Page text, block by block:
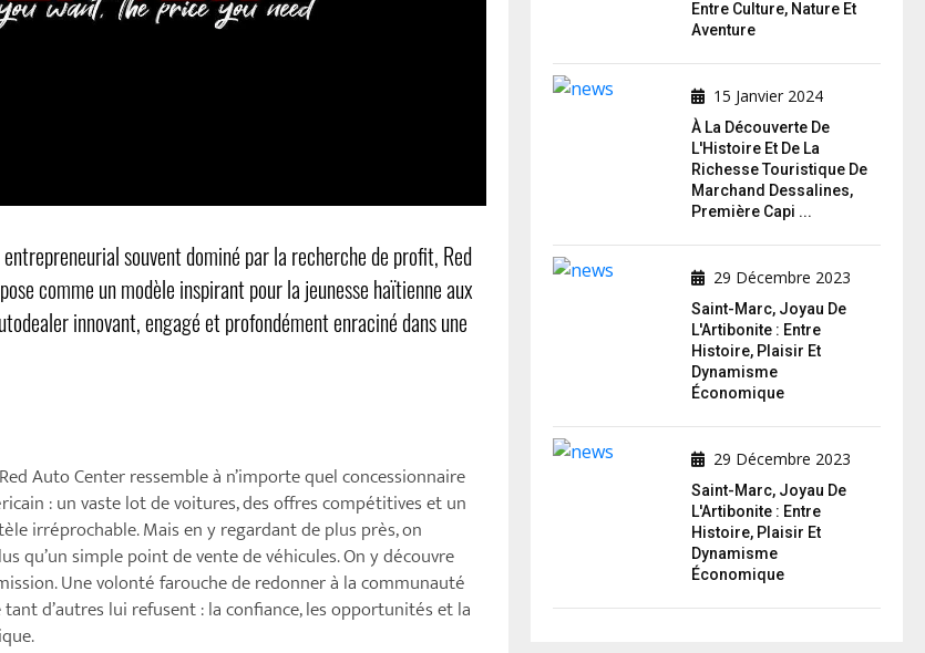
entrepreneurial souvent dominé par la recherche de profit, Red
comme un modèle inspirant pour la jeunesse haïtienne aux
innovant, engagé et profondément enraciné dans une
Auto Center ressemble à n’importe quel concessionnaire
: un vaste lot de voitures, des offres compétitives et un
irréprochable. Mais en y regardant de plus près, on
qu’un simple point de vente de véhicules. On y découvre
Une volonté farouche de redonner à la communauté
d’autres lui refusent : la confiance, les opportunités et la
Entre Culture, Nature Et
Aventure
15 Janvier 2024
À La Découverte De
L'Histoire Et De La
Richesse Touristique De
Marchand Dessalines,
Première Capi ...
29 Décembre 2023
Saint-Marc, Joyau De
L'Artibonite : Entre
Histoire, Plaisir Et
Dynamisme
Économique
29 Décembre 2023
Saint-Marc, Joyau De
L'Artibonite : Entre
Histoire, Plaisir Et
Dynamisme
Économique